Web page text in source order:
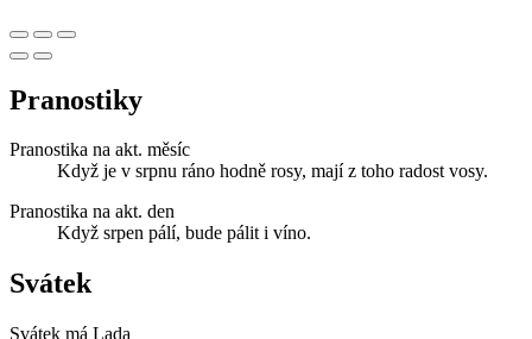
Pranostiky
Pranostika na akt. měsíc
Když je v srpnu ráno hodně rosy, mají z toho radost vosy.
Pranostika na akt. den
Když srpen pálí, bude pálit i víno.
Svátek
Svátek má Lada